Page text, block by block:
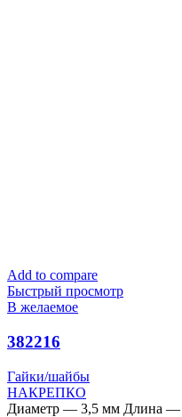
Add to compare
Быстрый просмотр
В желаемое
382216
Гайки/шайбы
НАКРЕПКО
Диаметр — 3,5 мм Длина —